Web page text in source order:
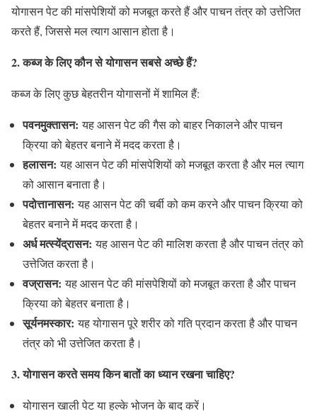
योगासन पेट की मांसपेशियों को मजबूत करते हैं और पाचन तंत्र को उत्तेजित
करते हैं, जिससे मल त्याग आसान होता है।
2. कब्ज के लिए कौन से योगासन सबसे अच्छे हैं?
कब्ज के लिए कुछ बेहतरीन योगासनों में शामिल हैं:
पवनमुक्तासन: यह आसन पेट की गैस को बाहर निकालने और पाचन
क्रिया को बेहतर बनाने में मदद करता है।
हलासन: यह आसन पेट की मांसपेशियों को मजबूत करता है और मल त्याग
को आसान बनाता है।
पदोत्तानासन: यह आसन पेट की चर्बी को कम करने और पाचन क्रिया को
बेहतर बनाने में मदद करता है।
अर्ध मत्स्येंद्रासन: यह आसन पेट की मालिश करता है और पाचन तंत्र को
उत्तेजित करता है।
वज्रासन: यह आसन पेट की मांसपेशियों को मजबूत करता है और पाचन
क्रिया को बेहतर बनाता है।
सूर्यनमस्कार: यह योगासन पूरे शरीर को गति प्रदान करता है और पाचन
तंत्र को भी उत्तेजित करता है।
3. योगासन करते समय किन बातों का ध्यान रखना चाहिए?
योगासन खाली पेट या हल्के भोजन के बाद करें।